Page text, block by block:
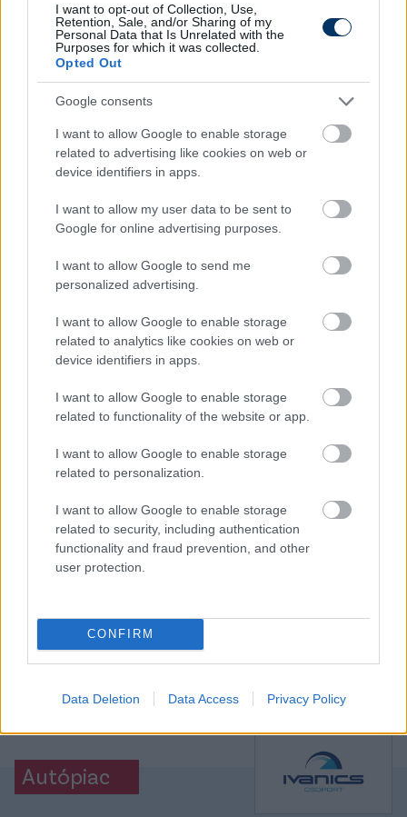
I want to opt-out of Collection, Use,
Retention, Sale, and/or Sharing of my
Personal Data that Is Unrelated with the
Purposes for which it was collected.
Opted Out
Google consents
I want to allow Google to enable storage
related to advertising like cookies on web or
device identifiers in apps.
I want to allow my user data to be sent to
Google for online advertising purposes.
I want to allow Google to send me
personalized advertising.
I want to allow Google to enable storage
related to analytics like cookies on web or
device identifiers in apps.
I want to allow Google to enable storage
related to functionality of the website or app.
I want to allow Google to enable storage
related to personalization.
I want to allow Google to enable storage
related to security, including authentication
functionality and fraud prevention, and other
user protection.
CONFIRM
Data Deletion Data Access Privacy Policy
A bekk 3-szoros albán válogatottnak mondhatja
magát, legutóbb 2018 márciusábasn lépett pályára
címeres mezben, de idén ősszel a Törökország, az
Andorra és a Franciaország elleni találkozók során is
a keret tagja volt.
között legyen a Google-találatokban
Tetszett a cikk? Megosztanád?
CÍMKÉK: #MAGYAR FOCI #NB I
MEMOLLA
Autópiac